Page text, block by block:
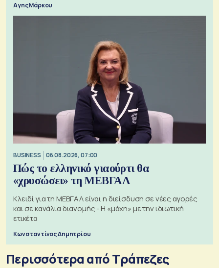
Αγης Μάρκου
BUSINESS 06.08.2026, 07:00
Πώς το ελληνικό γιαούρτι θα
«χρυσώσει» τη ΜΕΒΓΑΛ
Κλειδί για τη ΜΕΒΓΑΛ είναι η διείσδυση σε νέες αγορές
και σε κανάλια διανομής - Η «μάχη» με την ιδιωτική
ετικέτα
Κωνσταντίνος Δημητρίου
Περισσότερα από Τράπεζες